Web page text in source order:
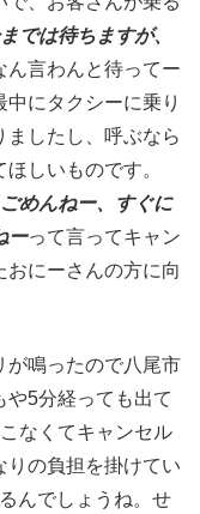
では待ちますが、
ん言わんと待ってー
にタクシーに乗り
ましたし、呼ぶなら
しいものです。
ごめんねー、すぐに
ーって言ってキャン
おにーさんの方に向
が鳴ったので八尾市
や5分経っても出て
なくてキャンセル
りの負担を掛けてい
んでしょうね。せ